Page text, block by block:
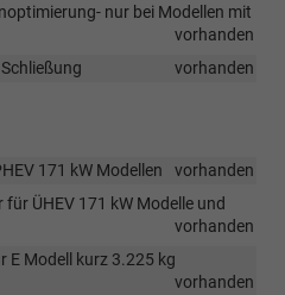
nur bei Modellen mit
vorhanden
vorhanden
171 kW Modellen
vorhanden
ÜHEV 171 kW Modelle und
vorhanden
E Modell kurz 3.225 kg
vorhanden